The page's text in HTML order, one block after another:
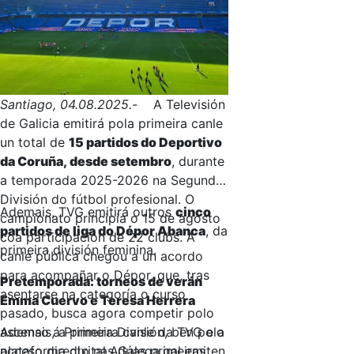
FernándezeSabela Silvatocoulles
bailar un exitazo: ‘Nochentera’, de
Vicco.
Santiago, 04.08.2025.- A Televisión
de Galicia emitirá pola primeira canle
un total de 15 partidos do Deportivo
da Coruña, desde setembro, durante
a temporada 2025-2026 na Segunda
División do fútbol profesional. O
campionato principia o 15 de agosto
coa participación de 22 clubs. A
canle pública chegou a un acordo
para acompañar o Dépor, que, tras
asentarse na categoría o curso
pasado, busca agora competir polo
ascenso á Primeira División, ben polo
acceso directo nas dúas primeiras
Ademais, TVG emitirá outros cinco
partidos de liga do Dépor Abanca, da
primeira división feminina.
Pretemporada: torneos de verán
Emma Cuervo e Teresa Herrera
Ademais, a primeira canle da TVG e a
plataforma dixital AGalega.gal emiten